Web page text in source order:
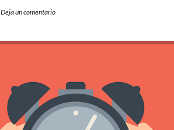
Deja un comentario